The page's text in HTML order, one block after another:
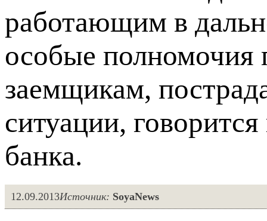
работающим в
особые полномочия
заемщикам,
ситуации,
банка.
12.09.2013Источник: SoyaNews